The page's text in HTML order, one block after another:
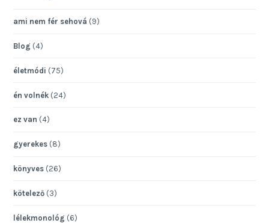
ami nem fér sehová (9)
Blog (4)
életmódi (75)
én volnék (24)
ez van (4)
gyerekes (8)
könyves (26)
kötelező (3)
lélekmonológ (6)